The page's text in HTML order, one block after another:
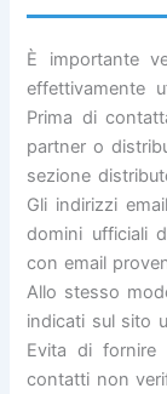
È importante
effettivamente
Prima di
partner o
sezione
Gli indirizzi
domini ufficiali
con email
Allo stesso
indicati sul sito
Evita di fornire
contatti non